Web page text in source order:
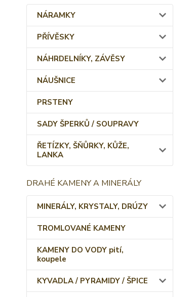
NÁRAMKY
PŘÍVĚSKY
NÁHRDELNÍKY, ZÁVĚSY
NÁUŠNICE
PRSTENY
SADY ŠPERKŮ / SOUPRAVY
ŘETÍZKY, ŠŇŮRKY, KŮŽE,
LANKA
DRAHÉ KAMENY A MINERÁLY
MINERÁLY, KRYSTALY, DRÚZY
TROMLOVANÉ KAMENY
KAMENY DO VODY pití,
koupele
KYVADLA / PYRAMIDY / ŠPICE